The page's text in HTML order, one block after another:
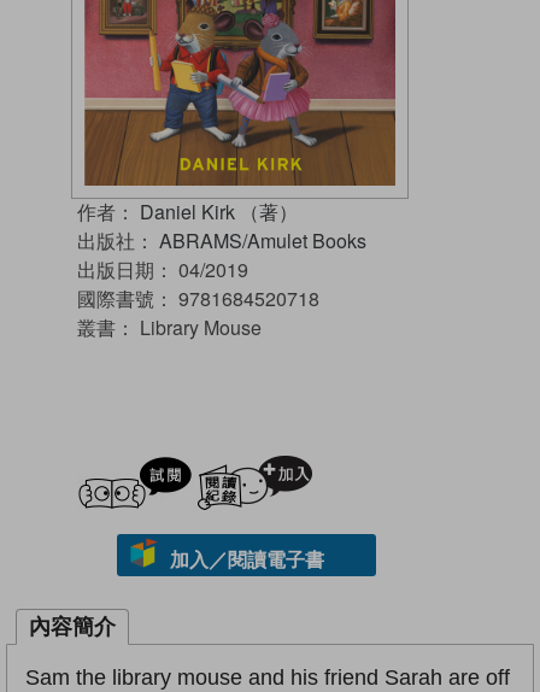
作者： Daniel Kirk （著）
出版社： ABRAMS/Amulet Books
出版日期： 04/2019
國際書號： 9781684520718
叢書： Library Mouse
試閲
加入／閱讀電子書
內容簡介
Sam the library mouse and his friend Sarah are off